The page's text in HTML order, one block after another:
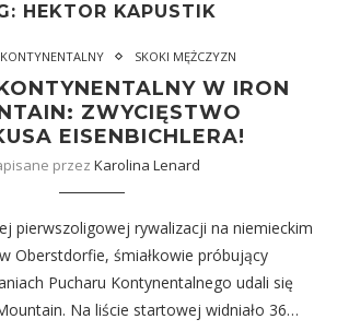
HEKTOR KAPUSTIK
SKOKI MĘŻCZYZN
W IRON
ZWYCIĘSTWO
EISENBICHLERA!
przez Karolina Lenard
pierwszoligowej rywalizacji na niemieckim
Oberstdorfie, śmiałkowie próbujący
Pucharu Kontynentalnego udali się
Na liście startowej widniało 36…